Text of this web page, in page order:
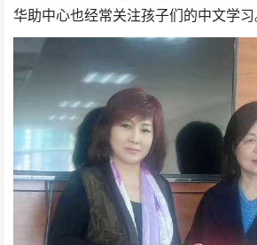
华助中心也经常关注孩子们的中文学习